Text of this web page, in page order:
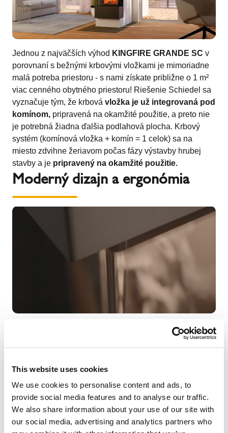
This website uses cookies
We use cookies to personalise content and ads, to
provide social media features and to analyse our traffic.
We also share information about your use of our site with
our social media, advertising and analytics partners who
Jednou z najväčších výhod KINGFIRE GRANDE SC v
porovnaní s bežnými krbovými vložkami je mimoriadne
malá potreba priestoru - s nami získate približne o 1 m²
viac cenného obytného priestoru! Riešenie Schiedel sa
vyznačuje tým, že krbová vložka je už integrovaná pod
komínom, pripravená na okamžité použitie, a preto nie
je potrebná žiadna ďalšia podlahová plocha. Krbový
systém (komínová vložka + komín = 1 celok) sa na
miesto zdvihne žeriavom počas fázy výstavby hrubej
stavby a je pripravený na okamžité použitie.
Moderný dizajn a ergonómia
KINGFIRE GRANDE
presvedčí neobmedzeným výhľadom na oheň z
krbovej vložky je k dispozícii v ľahko udržiavateľnej
čiernej práškovej farbe. Jednotka sa ľahko ovláda v stoji.
Inteligentný oheň